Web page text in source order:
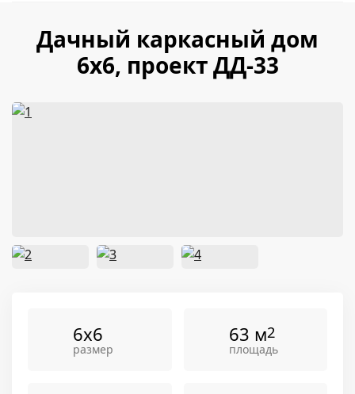
Дачный каркасный дом
6х6, проект ДД-33
6x6
размер
63 м2
площадь